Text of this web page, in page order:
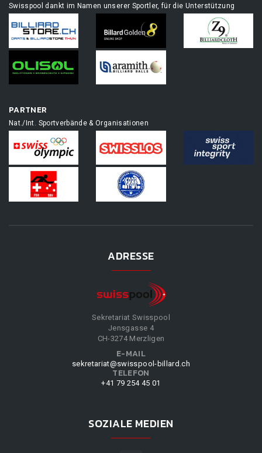
Swisspool dankt im Namen unserer Sportler, für die Unterstützung
PARTNER
Nat./Int. Sportverbände & Organisationen
ADRESSE
Sekretariat Swisspool
Jensgasse 4
CH-3274 Merzligen
E-MAIL
sekretariat@swisspool-billard.ch
TELEFON
+41 79 254 45 01
SOZIALE MEDIEN